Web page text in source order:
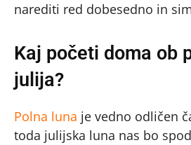
narediti red dobesedno in
Kaj početi doma ob
julija?
Polna luna je vedno odličen
toda julijska luna nas bo